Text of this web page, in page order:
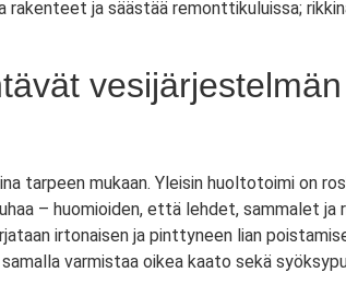
ja säästää remonttikuluissa;
vesijärjestelmän
tarpeen mukaan. Yleisin huoltotoimi on
– huomioiden, että lehdet, sammalet ja
irtonaisen ja pinttyneen lian
varmistaa oikea kaato sekä